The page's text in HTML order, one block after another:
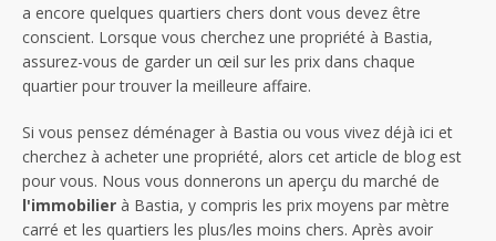
a encore quelques quartiers chers dont vous devez être
conscient. Lorsque vous cherchez une propriété à Bastia,
assurez-vous de garder un œil sur les prix dans chaque
quartier pour trouver la meilleure affaire.
Si vous pensez déménager à Bastia ou vous vivez déjà ici et
cherchez à acheter une propriété, alors cet article de blog est
pour vous. Nous vous donnerons un aperçu du marché de
l'immobilier à Bastia, y compris les prix moyens par mètre
carré et les quartiers les plus/les moins chers. Après avoir